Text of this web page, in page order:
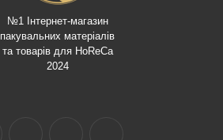
№1 Інтернет-магазин
пакувальних матеріалів
та товарів для HoReCa
2024